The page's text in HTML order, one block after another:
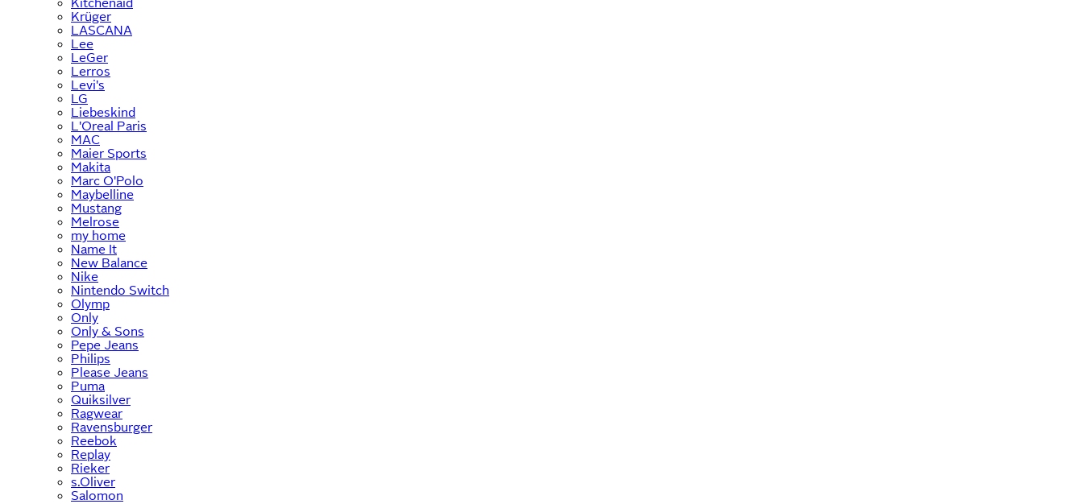
Krüger
LASCANA
Lee
LeGer
Lerros
Levi's
LG
Liebeskind
L'Oreal Paris
MAC
Maier Sports
Makita
Marc O'Polo
Maybelline
Mustang
Melrose
my home
Name It
New Balance
Nike
Nintendo Switch
Olymp
Only
Only & Sons
Pepe Jeans
Philips
Please Jeans
Puma
Quiksilver
Ragwear
Ravensburger
Reebok
Replay
Rieker
s.Oliver
Salomon